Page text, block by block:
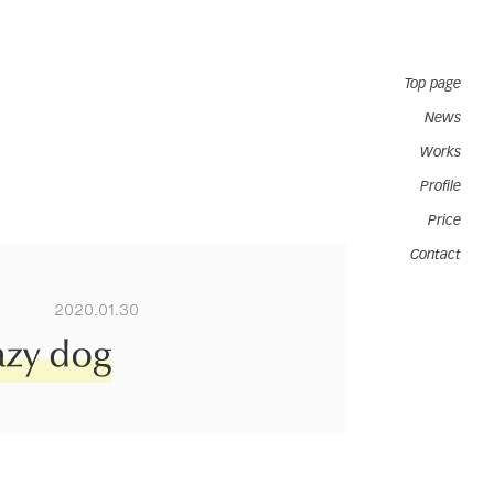
Top page
News
Works
Profile
Price
Contact
2020.01.30